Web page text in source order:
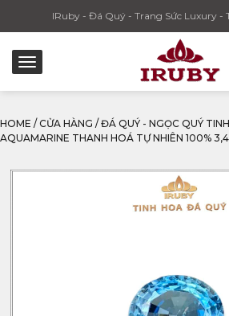
IRuby - Đá Quý - Trang Sức Luxury -
HOME / CỬA HÀNG / ĐÁ QUÝ - NGỌC QUÝ
AQUAMARINE THANH HOÁ TỰ NHIÊN 100%